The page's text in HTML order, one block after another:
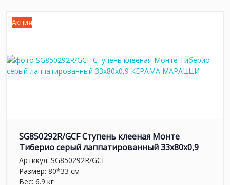
Акция
SG850292R/GCF Ступень клееная Монте
Тиберио серый лаппатированный 33x80x0,9
Артикул: SG850292R/GCF
Размер: 80*33 см
Вес: 6.9 кг